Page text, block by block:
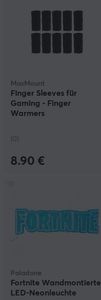
MaxMount
Finger Sleeves für
Gaming - Finger
Warmers
(0)
8.90 €
Paladone
Fortnite Wandmontierte
LED-Neonleuchte